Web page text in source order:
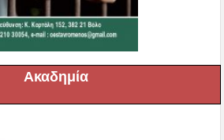
Ακαδημία